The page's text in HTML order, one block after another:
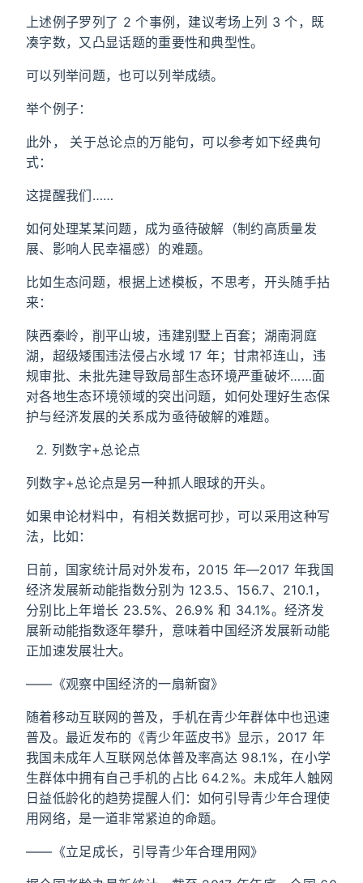
上述例子罗列了 2 个事例，建议考场上列 3 个，既
凑字数，又凸显话题的重要性和典型性。
可以列举问题，也可以列举成绩。
举个例子：
此外， 关于总论点的万能句，可以参考如下经典句
式：
这提醒我们……
如何处理某某问题，成为亟待破解（制约高质量发
展、影响人民幸福感）的难题。
比如生态问题，根据上述模板，不思考，开头随手拈
来：
陕西秦岭，削平山坡，违建别墅上百套；湖南洞庭
湖，超级矮围违法侵占水域 17 年；甘肃祁连山，违
规审批、未批先建导致局部生态环境严重破坏……面
对各地生态环境领域的突出问题，如何处理好生态保
护与经济发展的关系成为亟待破解的难题。
列数字+总论点
列数字+总论点是另一种抓人眼球的开头。
如果申论材料中，有相关数据可抄，可以采用这种写
法，比如：
日前，国家统计局对外发布，2015 年—2017 年我国
经济发展新动能指数分别为 123.5、156.7、210.1，
分别比上年增长 23.5%、26.9% 和 34.1%。经济发
展新动能指数逐年攀升，意味着中国经济发展新动能
正加速发展壮大。
——《观察中国经济的一扇新窗》
随着移动互联网的普及，手机在青少年群体中也迅速
普及。最近发布的《青少年蓝皮书》显示，2017 年
我国未成年人互联网总体普及率高达 98.1%，在小学
生群体中拥有自己手机的占比 64.2%。未成年人触网
日益低龄化的趋势提醒人们：如何引导青少年合理使
用网络，是一道非常紧迫的命题。
——《立足成长，引导青少年合理用网》